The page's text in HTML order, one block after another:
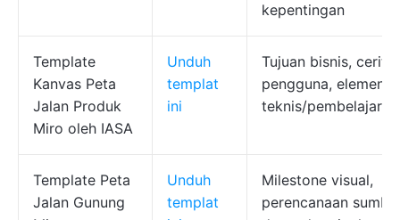
kepentingan
Template
Kanvas Peta
Jalan Produk
Miro oleh IASA
Unduh
templat
ini
Tujuan bisnis, cerita
pengguna, elemen
teknis/pembelajaran
Template Peta
Jalan Gunung
Unduh
templat
Milestone visual,
perencanaan